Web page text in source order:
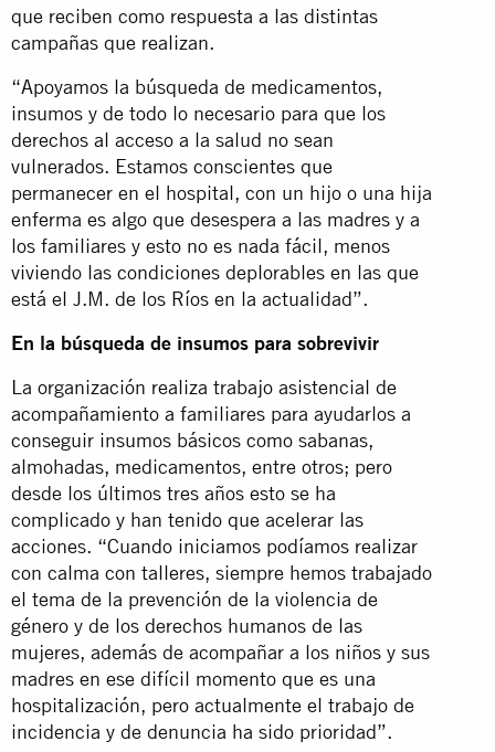
que reciben como respuesta a las distintas
campañas que realizan.
“Apoyamos la búsqueda de medicamentos,
insumos y de todo lo necesario para que los
derechos al acceso a la salud no sean
vulnerados. Estamos conscientes que
permanecer en el hospital, con un hijo o una hija
enferma es algo que desespera a las madres y a
los familiares y esto no es nada fácil, menos
viviendo las condiciones deplorables en las que
está el J.M. de los Ríos en la actualidad”.
En la búsqueda de insumos para sobrevivir
La organización realiza trabajo asistencial de
acompañamiento a familiares para ayudarlos a
conseguir insumos básicos como sabanas,
almohadas, medicamentos, entre otros; pero
desde los últimos tres años esto se ha
complicado y han tenido que acelerar las
acciones. “Cuando iniciamos podíamos realizar
con calma con talleres, siempre hemos trabajado
el tema de la prevención de la violencia de
género y de los derechos humanos de las
mujeres, además de acompañar a los niños y sus
madres en ese difícil momento que es una
hospitalización, pero actualmente el trabajo de
incidencia y de denuncia ha sido prioridad”.